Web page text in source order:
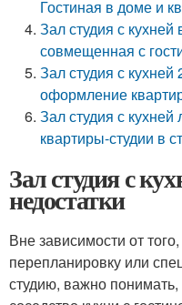
Гостиная в доме и
Зал студия с
совмещенная с
Зал студия с кухней
оформление
Зал студия с
квартиры-студии в
Зал студия с
недостатки
Вне зависимости от
перепланировку или
студию, важно